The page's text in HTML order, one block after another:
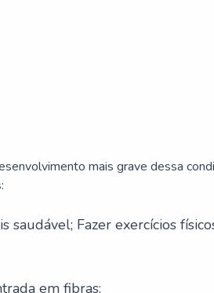
mais grave dessa
saudável; Fazer exercícios
em fibras;